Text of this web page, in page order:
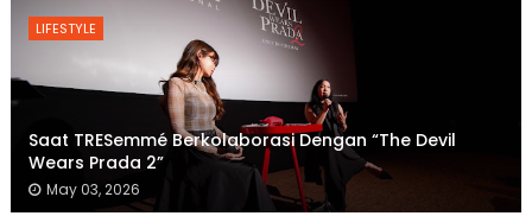
LIFESTYLE
Saat TRESemmé Berkolaborasi Dengan “The Devil
Wears Prada 2”
May 03, 2026